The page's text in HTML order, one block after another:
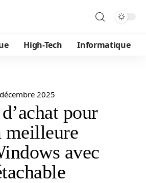
High-Tech Informatique
2025
pour
meilleure
avec